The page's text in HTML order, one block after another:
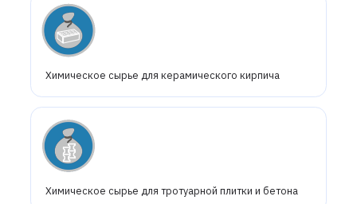
Химическое сырье для керамического кирпича
Химическое сырье для тротуарной плитки и бетона